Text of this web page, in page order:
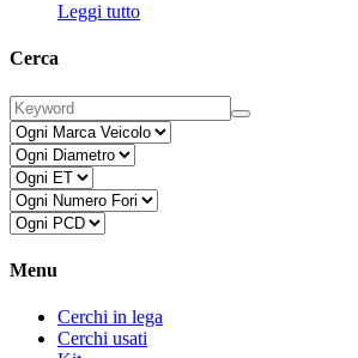
Leggi tutto
Cerca
Menu
Cerchi in lega
Cerchi usati